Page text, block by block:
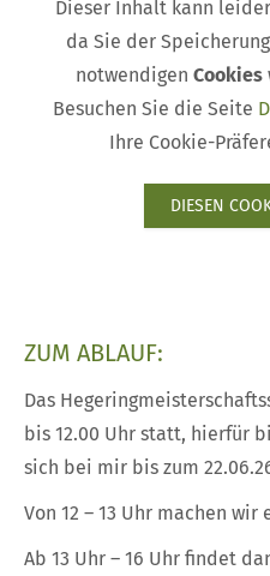
Dieser Inhalt kann
da Sie der
notwendigen Cookies
Besuchen Sie die Seite
Ihre Cookie-
DIESEN
ZUM ABLAUF:
Das
bis 12.00 Uhr statt, hierfür
sich bei mir bis zum
Von 12 – 13 Uhr machen
Ab 13 Uhr – 16 Uhr findet